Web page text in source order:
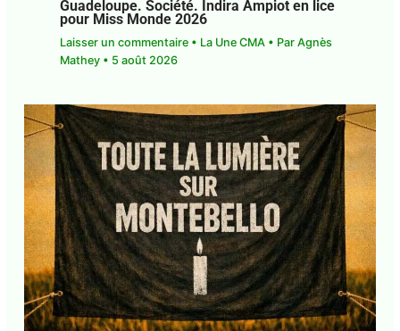
Laisser un commentaire •La Une CMA
• Par
Agnès Mathey
5 août 2026
Guadeloupe. Société. La famille